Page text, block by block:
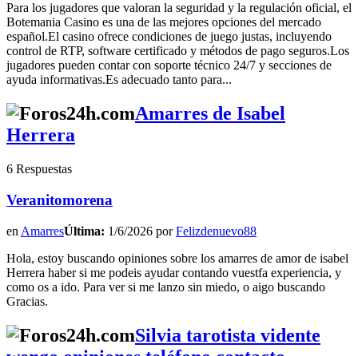
Para los jugadores que valoran la seguridad y la regulación oficial, el
Botemania Casino es una de las mejores opciones del mercado
español.El casino ofrece condiciones de juego justas, incluyendo
control de RTP, software certificado y métodos de pago seguros.Los
jugadores pueden contar con soporte técnico 24/7 y secciones de
ayuda informativas.Es adecuado tanto para...
Amarres de Isabel
Herrera
6 Respuestas
Veranitomorena
en AmarresÚltima: 1/6/2026 porFelizdenuevo88
Hola, estoy buscando opiniones sobre los amarres de amor de isabel
Herrera haber si me podeis ayudar contando vuestfa experiencia, y
como os a ido. Para ver si me lanzo sin miedo, o aigo buscando
Gracias.
Silvia tarotista vidente